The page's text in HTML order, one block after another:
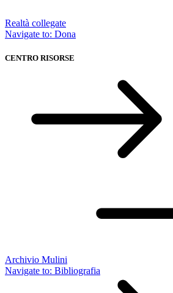
Realtà collegate
Navigate to: Dona
CENTRO RISORSE
Archivio Mulini
Navigate to: Bibliografia